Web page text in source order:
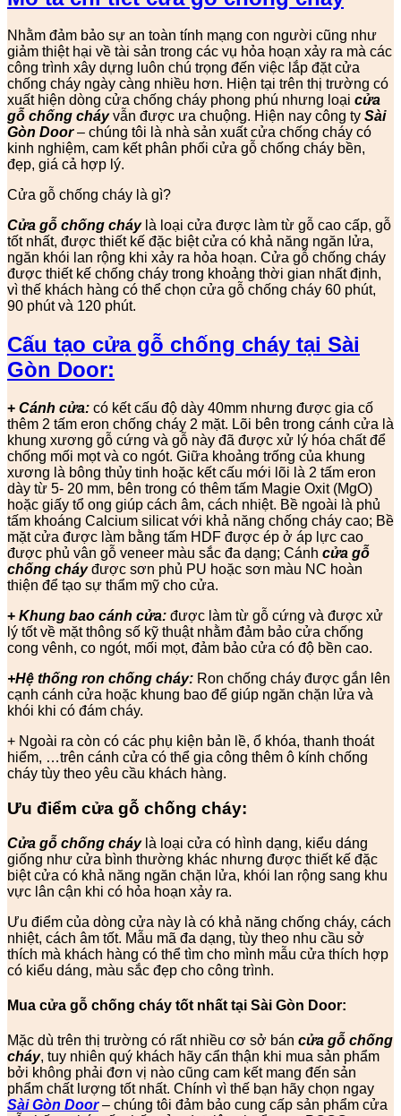
Nhằm đảm bảo sự an toàn tính mạng con người cũng như
giảm thiệt hại về tài sản trong các vụ hỏa hoạn xảy ra mà các
công trình xây dựng luôn chú trọng đến việc lắp đặt cửa
chống cháy ngày càng nhiều hơn. Hiện tại trên thị trường có
xuất hiện dòng cửa chống cháy phong phú nhưng loại cửa
gỗ chống cháyvẫn được ưa chuộng. Hiện nay công ty Sài
Gòn Door– chúng tôi là nhà sản xuất cửa chống cháy có
kinh nghiệm, cam kết phân phối cửa gỗ chống cháy bền,
đẹp, giá cả hợp lý.
Cửa gỗ chống cháy là gì?
Cửa gỗ chống cháylà loại cửa được làm từ gỗ cao cấp, gỗ
tốt nhất, được thiết kế đặc biệt cửa có khả năng ngăn lửa,
ngăn khói lan rộng khi xảy ra hỏa hoạn. Cửa gỗ chống cháy
được thiết kế chống cháy trong khoảng thời gian nhất định,
vì thế khách hàng có thể chọn cửa gỗ chống cháy 60 phút,
90 phút và 120 phút.
Cấu tạo cửa gỗ chống cháy tại Sài
Gòn Door:
+ Cánh cửa: có kết cấu độ dày 40mm nhưng được gia cố
thêm 2 tấm eron chống cháy 2 mặt. Lõi bên trong cánh cửa là
khung xương gỗ cứng và gỗ này đã được xử lý hóa chất để
chống mối mọt và co ngót. Giữa khoảng trống của khung
xương là bông thủy tinh hoặc kết cấu mới lõi là 2 tấm eron
dày từ 5- 20 mm, bên trong có thêm tấm Magie Oxit (MgO)
hoặc giấy tổ ong giúp cách âm, cách nhiệt. Bề ngoài là phủ
tấm khoáng Calcium silicat với khả năng chống cháy cao; Bề
mặt cửa được làm bằng tấm HDF được ép ở áp lực cao
được phủ vân gỗ veneer màu sắc đa dạng; Cánh cửa gỗ
chống cháyđược sơn phủ PU hoặc sơn màu NC hoàn
thiện để tạo sự thẩm mỹ cho cửa.
+ Khung bao cánh cửa: được làm từ gỗ cứng và được xử
lý tốt về mặt thông số kỹ thuật nhằm đảm bảo cửa chống
cong vênh, co ngót, mối mọt, đảm bảo cửa có độ bền cao.
+Hệ thống ron chống cháy: Ron chống cháy được gắn lên
cạnh cánh cửa hoặc khung bao để giúp ngăn chặn lửa và
khói khi có đám cháy.
+ Ngoài ra còn có các phụ kiện bản lề, ổ khóa, thanh thoát
hiểm, …trên cánh cửa có thể gia công thêm ô kính chống
cháy tùy theo yêu cầu khách hàng.
Ưu điểm cửa gỗ chống cháy:
Cửa gỗ chống cháylà loại cửa có hình dạng, kiểu dáng
giống như cửa bình thường khác nhưng được thiết kế đặc
biệt cửa có khả năng ngăn chặn lửa, khói lan rộng sang khu
vực lân cận khi có hỏa hoạn xảy ra.
Ưu điểm của dòng cửa này là có khả năng chống cháy, cách
nhiệt, cách âm tốt. Mẫu mã đa dạng, tùy theo nhu cầu sở
thích mà khách hàng có thể tìm cho mình mẫu cửa thích hợp
có kiểu dáng, màu sắc đẹp cho công trình.
Mua cửa gỗ chống cháy tốt nhất tại Sài Gòn Door:
Mặc dù trên thị trường có rất nhiều cơ sở bán cửa gỗ chống
cháy, tuy nhiên quý khách hãy cẩn thận khi mua sản phẩm
bởi không phải đơn vị nào cũng cam kết mang đến sản
phẩm chất lượng tốt nhất. Chính vì thế bạn hãy chọn ngay
Sài Gòn Door– chúng tôi đảm bảo cung cấp sản phẩm cửa